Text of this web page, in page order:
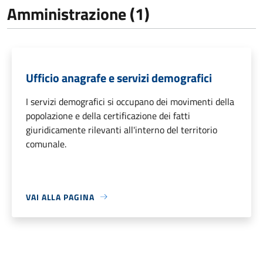
Amministrazione (1)
Ufficio anagrafe e servizi demografici
I servizi demografici si occupano dei movimenti della
popolazione e della certificazione dei fatti
giuridicamente rilevanti all'interno del territorio
comunale.
VAI ALLA PAGINA